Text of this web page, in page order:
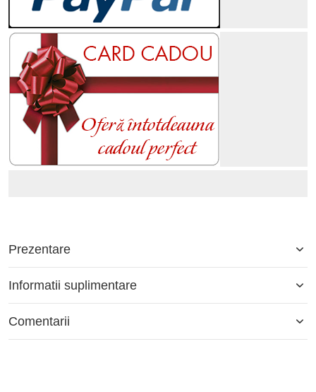
Prezentare
Informatii suplimentare
Comentarii